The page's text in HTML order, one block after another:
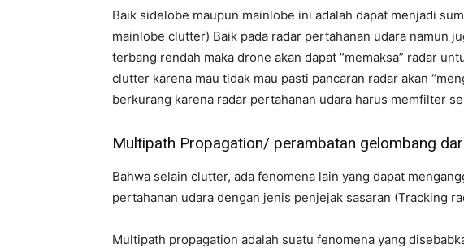
Baik sidelobe maupun mainlobe ini adalah dapat menjadi
mainlobe clutter) Baik pada radar pertahanan udara namun
terbang rendah maka drone akan dapat “memaksa” radar
clutter karena mau tidak mau pasti pancaran radar akan
berkurang karena radar pertahanan udara harus memfilter
Multipath Propagation/ perambatan gelombang
Bahwa selain clutter, ada fenomena lain yang dapat
pertahanan udara dengan jenis penjejak sasaran (Tracking
Multipath propagation adalah suatu fenomena yang